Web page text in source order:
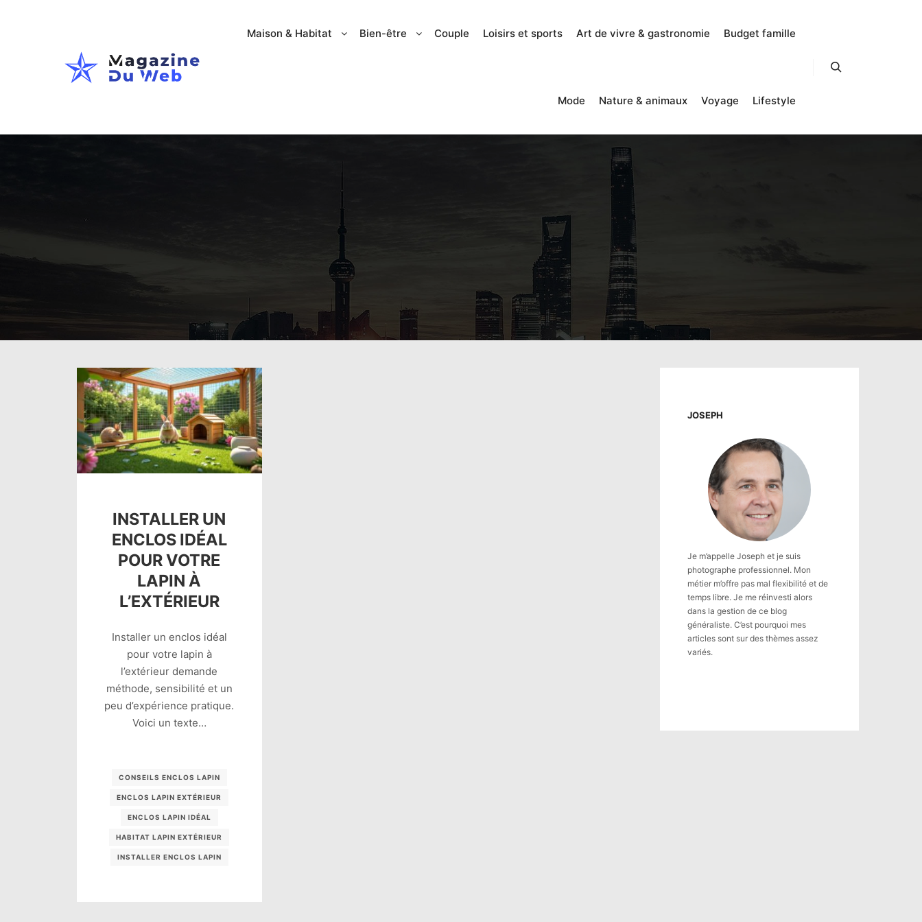
Maison & Habitat Bien-être Couple Loisirs et sports Art de vivre & gastronomie Budget famille
Mode Nature & animaux Voyage Lifestyle
INSTALLER UN
ENCLOS IDÉAL
POUR VOTRE
LAPIN À
L’EXTÉRIEUR
Installer un enclos idéal
pour votre lapin à
l’extérieur demande
méthode, sensibilité et un
peu d’expérience pratique.
Voici un texte…
CONSEILS ENCLOS LAPIN
ENCLOS LAPIN EXTÉRIEUR
ENCLOS LAPIN IDÉAL
HABITAT LAPIN EXTÉRIEUR
INSTALLER ENCLOS LAPIN
JOSEPH
Je m’appelle Joseph et je suis
photographe professionnel. Mon
métier m’offre pas mal flexibilité et de
temps libre. Je me réinvesti alors
dans la gestion de ce blog
généraliste. C’est pourquoi mes
articles sont sur des thèmes assez
variés.